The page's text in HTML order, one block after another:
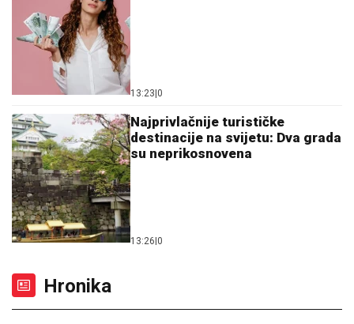
13:23|0
Najprivlačnije turističke
destinacije na svijetu: Dva grada
su neprikosnovena
13:26|0
Hronika